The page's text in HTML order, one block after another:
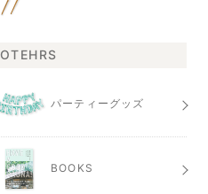
OTEHRS
パーティーグッズ
BOOKS